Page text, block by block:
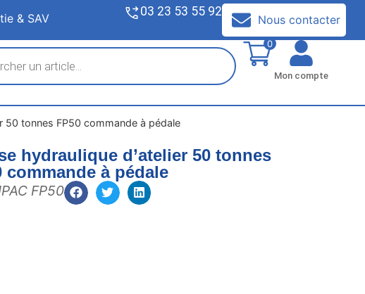
& SAV 03 23 53 55 92
Nous contacter
0
Mon compte
50 tonnes FP50 commande à pédale
hydraulique d’atelier 50 tonnes
commande à pédale
FP50